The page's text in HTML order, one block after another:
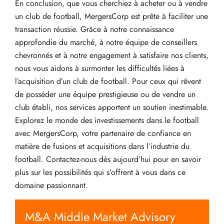
En conclusion, que vous cherchiez à acheter ou à vendre
un club de football, MergersCorp est prête à faciliter une
transaction réussie. Grâce à notre connaissance
approfondie du marché, à notre équipe de conseillers
chevronnés et à notre engagement à satisfaire nos clients,
nous vous aidons à surmonter les difficultés liées à
l’acquisition d’un club de football. Pour ceux qui rêvent
de posséder une équipe prestigieuse ou de vendre un
club établi, nos services apportent un soutien inestimable.
Explorez le monde des investissements dans le football
avec MergersCorp, votre partenaire de confiance en
matière de fusions et acquisitions dans l’industrie du
football. Contactez-nous dès aujourd’hui pour en savoir
plus sur les possibilités qui s’offrent à vous dans ce
domaine passionnant.
M&A Middle Market Advisory